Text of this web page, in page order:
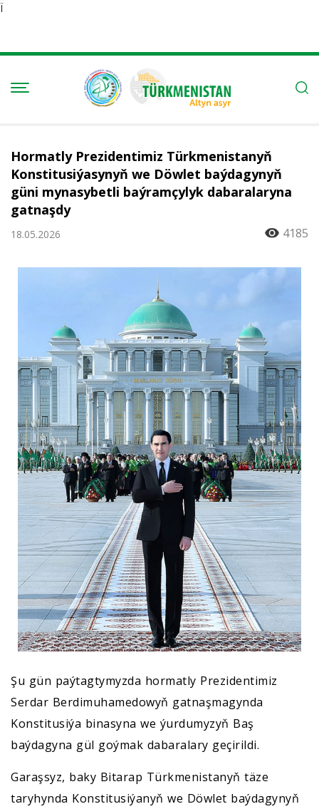
Ï
Hormatly Prezidentimiz Türkmenistanyň
Konstitusiýasynyň we Döwlet baýdagynyň
güni mynasybetli baýramçylyk dabaralaryna
gatnaşdy
18.05.2026 4185
Şu gün paýtagtymyzda hormatly Prezidentimiz
Serdar Berdimuhamedowyň gatnaşmagynda
Konstitusiýa binasyna we ýurdumyzyň Baş
baýdagyna gül goýmak dabaralary geçirildi.
Garaşsyz, baky Bitarap Türkmenistanyň täze
taryhynda Konstitusiýanyň we Döwlet baýdagynyň